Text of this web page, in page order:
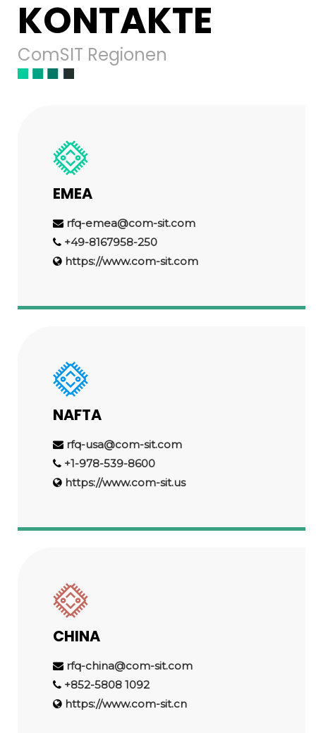
KONTAKTE
ComSIT Regionen
EMEA
rfq-emea@com-sit.com
+49-8167958-250
https://www.com-sit.com
NAFTA
rfq-usa@com-sit.com
+1-978-539-8600
https://www.com-sit.us
CHINA
rfq-china@com-sit.com
+852-5808 1092
https://www.com-sit.cn